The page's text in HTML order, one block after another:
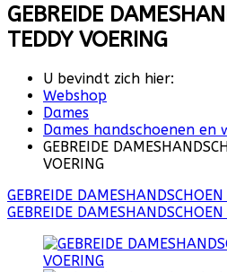
GEBREIDE
TEDDY VOERING
U bevindt zich hier:
Webshop
Dames
Dames handschoenen en
GEBREIDE
VOERING
GEBREIDE
GEBREIDE